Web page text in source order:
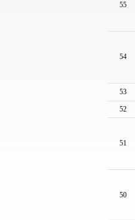
55
54
53
52
51
50